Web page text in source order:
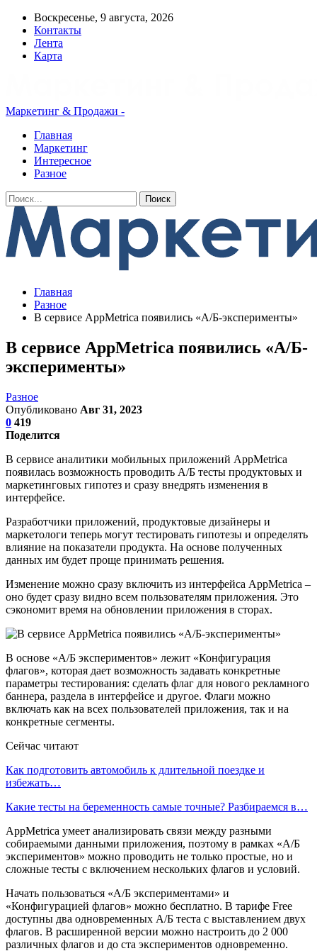
Воскресенье, 9 августа, 2026
Контакты
Лента
Карта
Маркетинг & Продажи -
Главная
Маркетинг
Интересное
Разное
Главная
Разное
В сервисе AppMetrica появились «А/Б-эксперименты»
В сервисе AppMetrica появились «А/Б-
эксперименты»
Разное
Опубликовано Авг 31, 2023
0 419
Поделится
В сервисе аналитики мобильных приложений AppMetrica
появилась возможность проводить А/Б тесты продуктовых и
маркетинговых гипотез и сразу внедрять изменения в
интерфейсе.
Разработчики приложений, продуктовые дизайнеры и
маркетологи теперь могут тестировать гипотезы и определять
влияние на показатели продукта. На основе полученных
данных им будет проще принимать решения.
Изменение можно сразу включить из интерфейса AppMetrica –
оно будет сразу видно всем пользователям приложения. Это
сэкономит время на обновлении приложения в сторах.
В основе «А/Б экспериментов» лежит «Конфигурация
флагов», которая дает возможность задавать конкретные
параметры тестирования: сделать флаг для нового рекламного
баннера, раздела в интерфейсе и другое. Флаги можно
включать как на всех пользователей приложения, так и на
конкретные сегменты.
Сейчас читают
Как подготовить автомобиль к длительной поездке и
избежать…
Какие тесты на беременность самые точные? Разбираемся в…
AppMetrica умеет анализировать связи между разными
собираемыми данными приложения, поэтому в рамках «А/Б
экспериментов» можно проводить не только простые, но и
сложные тесты с включением нескольких флагов и условий.
Начать пользоваться «А/Б экспериментами» и
«Конфигурацией флагов» можно бесплатно. В тарифе Free
доступны два одновременных A/Б теста с выставлением двух
флагов. В расширенной версии можно настроить до 2 000
различных флагов и до ста экспериментов одновременно.